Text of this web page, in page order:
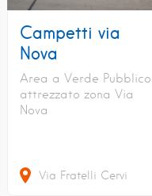
Campetti via
Nova
Area a Verde Pubblico
attrezzato zona Via
Nova
Via Fratelli Cervi